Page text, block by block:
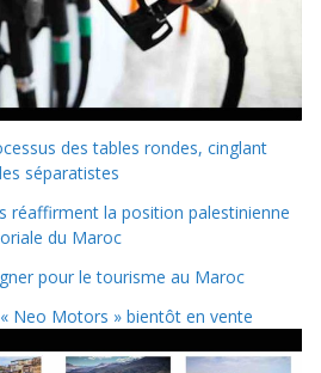
des tables rondes, cinglant
séparatistes
réaffirment la position palestinienne
du Maroc
pour le tourisme au Maroc
Neo Motors » bientôt en vente